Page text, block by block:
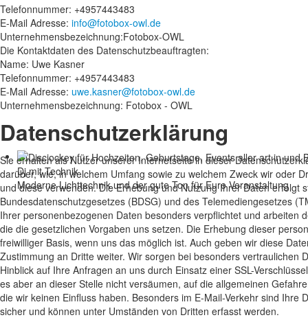
Dj mit Technik
Moderne Lichttechnik und der gute Ton für Eure Veranstaltung
Telefonnummer: +4957443483
E-Mail Adresse: info@fotobox-owl.de
Unternehmensbezeichnung:Fotobox-OWL
Die Kontaktdaten des Datenschutzbeauftragten:
Name: Uwe Kasner
Telefonnummer: +4957443483
E-Mail Adresse: uwe.kasner@fotobox-owl.de
Unternehmensbezeichnung: Fotobox - OWL
Datenschutzerklärung
Sie erhalten als Nutzer unserer Internetseite in dieser
darüber, wie, in welchem Umfang sowie zu welchem Zweck wir oder
und diese verwenden. Die Erhebung und Nutzung Ihrer Daten erfolgt
Bundesdatenschutzgesetzes (BDSG) und des Telemediengesetzes
Ihrer personenbezogenen Daten besonders verpflichtet und arbeiten
die die gesetzlichen Vorgaben uns setzen. Die Erhebung dieser
freiwilliger Basis, wenn uns das möglich ist. Auch geben wir diese
Zustimmung an Dritte weiter. Wir sorgen bei besonders vertraulichen
Hinblick auf Ihre Anfragen an uns durch Einsatz einer SSL-
es aber an dieser Stelle nicht versäumen, auf die allgemeinen
die wir keinen Einfluss haben. Besonders im E-Mail-Verkehr sind Ihre
sicher und können unter Umständen von Dritten erfasst werden.